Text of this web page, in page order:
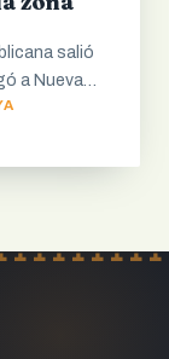
salió
a Nueva…